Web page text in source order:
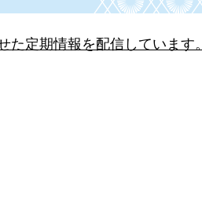
定期情報を配信しています。